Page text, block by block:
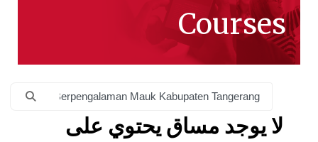
Courses
البحث في المقررات الدراسية
لا يوجد مساق يحتوي على